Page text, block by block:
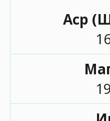
Аср